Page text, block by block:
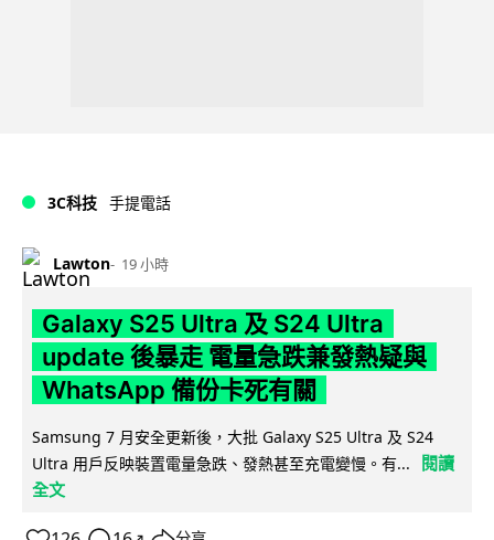
3C科技 手提電話
Lawton 19 小時
Galaxy S25 Ultra 及 S24 Ultra
update 後暴走 電量急跌兼發熱疑與
WhatsApp 備份卡死有關
Samsung 7 月安全更新後，大批 Galaxy S25 Ultra 及 S24
Ultra 用戶反映裝置電量急跌、發熱甚至充電變慢。有...
閱讀
全文